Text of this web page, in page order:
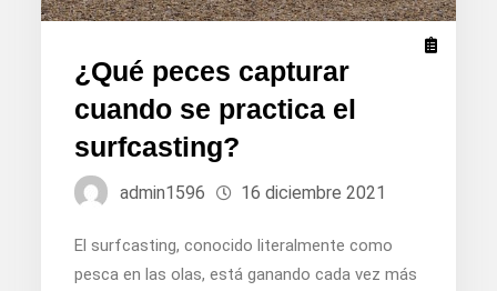
¿Qué peces capturar
cuando se practica el
surfcasting?
admin1596 16 diciembre 2021
El surfcasting, conocido literalmente como
pesca en las olas, está ganando cada vez más